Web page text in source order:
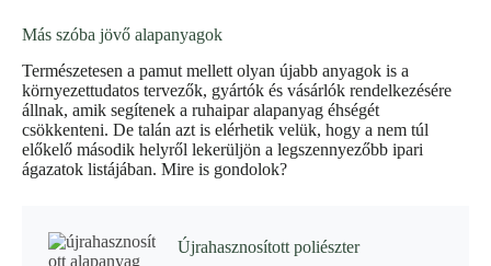
Más szóba jövő alapanyagok
Természetesen a pamut mellett olyan újabb anyagok is a
környezettudatos tervezők, gyártók és vásárlók rendelkezésére
állnak, amik segítenek a ruhaipar alapanyag éhségét
csökkenteni. De talán azt is elérhetik velük, hogy a nem túl
előkelő második helyről lekerüljön a legszennyezőbb ipari
ágazatok listájában. Mire is gondolok?
Újrahasznosított poliészter